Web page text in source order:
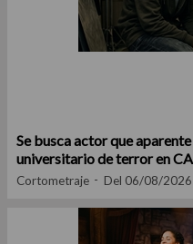
Se busca actor que
universitario de terror en
Cortometraje Del 06/08/